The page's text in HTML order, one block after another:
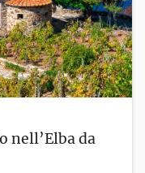
nell’Elba da